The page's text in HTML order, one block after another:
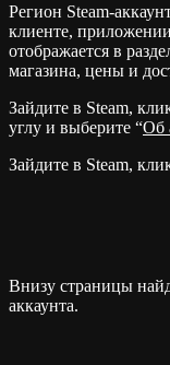
Регион Steam-
клиенте,
отображается в
магазина, цены и
Зайдите в Steam,
углу и выберите “Об
Зайдите в Steam,
Внизу страницы
аккаунта.